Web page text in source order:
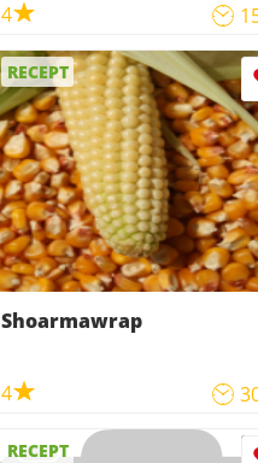
4
RECEPT
Shoarmawrap
4
RECEPT